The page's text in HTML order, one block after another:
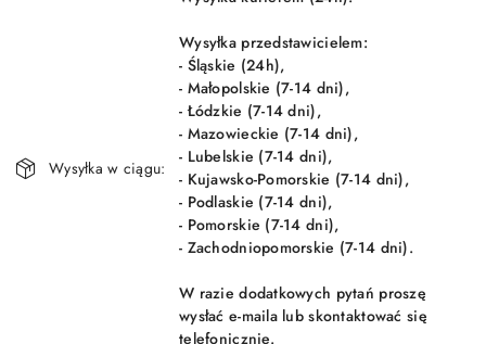
Wyślij
Wysyłka w ciągu:
Wysyłka przedstawicielem:
- Śląskie (24h),
- Małopolskie (7-14 dni),
- Łódzkie (7-14 dni),
- Mazowieckie (7-14 dni),
- Lubelskie (7-14 dni),
- Kujawsko-Pomorskie (7-14 dni),
- Podlaskie (7-14 dni),
- Pomorskie (7-14 dni),
- Zachodniopomorskie (7-14 dni).
W razie dodatkowych pytań proszę
wysłać e-maila lub skontaktować się
telefonicznie.